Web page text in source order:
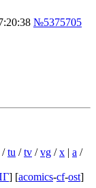
№5375705
/tu /tv /vg /x | a /
] [acomics-cf-ost]